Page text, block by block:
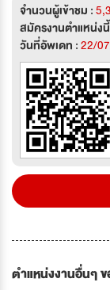
จำนวนผู้เข้าชม :
สมัครงานตำแหน่ง
วันที่อัพเดท :22/
ตำแหน่งงานอื่นๆ